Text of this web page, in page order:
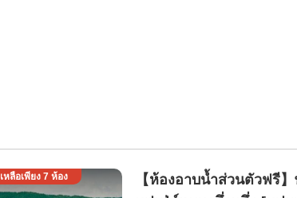
เหลือเพียง 7ห้อง
【ห้องอาบน้ำส่วนตัวฟรี